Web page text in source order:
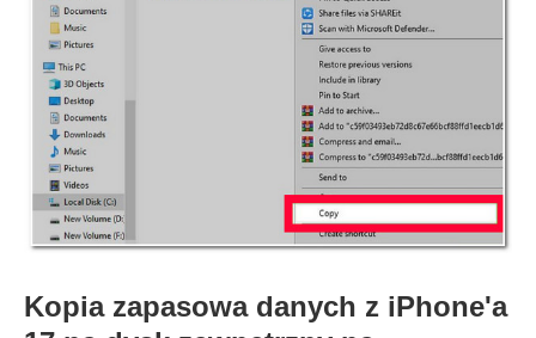
Kopia zapasowa danych z iPhone'a